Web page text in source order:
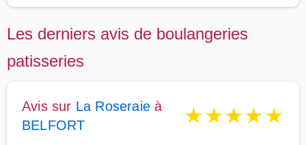
Les derniers avis de boulangeries
patisseries
Avis sur La Roseraie à
BELFORT
★★★★★